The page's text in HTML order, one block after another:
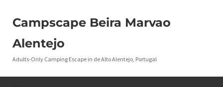
Campscape Beira Marvao
Alentejo
Adults-Only Camping Escape in de Alto Alentejo, Portugal